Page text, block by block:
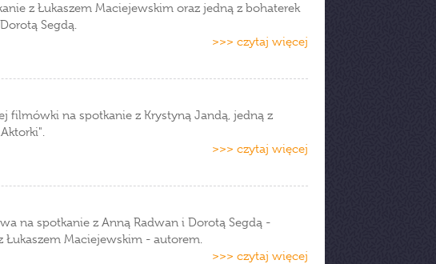
z Łukaszem Maciejewskim oraz jedną z bohaterek
Segdą.
>>> czytaj więcej
filmówki na spotkanie z Krystyną Jandą, jedną z
>>> czytaj więcej
na spotkanie z Anną Radwan i Dorotą Segdą -
Łukaszem Maciejewskim - autorem.
>>> czytaj więcej